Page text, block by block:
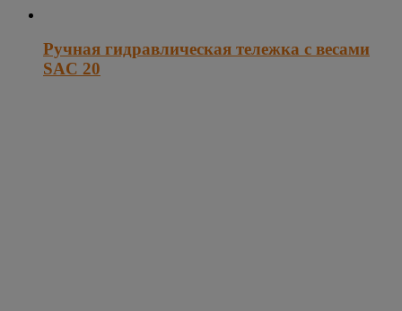
Ручная гидравлическая тележка с весами
SAC 20